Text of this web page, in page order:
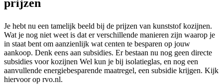
prijzen
Je hebt nu een tamelijk beeld bij de prijzen van kunststof kozijnen.
Wat je nog niet weet is dat er verschillende manieren zijn waarop je
in staat bent om aanzienlijk wat centen te besparen op jouw
aankoop. Denk eens aan subsidies. Er bestaan nu nog geen directe
subsidies voor kozijnen Wel kun je bij isolatieglas, en nog een
aanvullende energiebesparende maatregel, een subsidie krijgen. Kijk
hiervoor op rvo.nl.